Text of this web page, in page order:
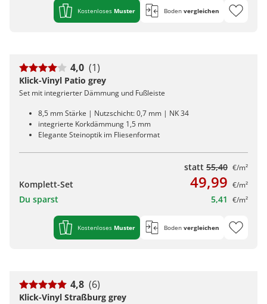
Kostenloses Muster Boden vergleichen
4,0 (1)
Klick-Vinyl Patio grey
Set mit integrierter Dämmung und Fußleiste
8,5 mm Stärke | Nutzschicht: 0,7 mm | NK 34
integrierte Korkdämmung 1,5 mm
Elegante Steinoptik im Fliesenformat
statt 55,40 €/m²
Komplett-Set 49,99 €/m²
Du sparst 5,41 €/m²
Kostenloses Muster Boden vergleichen
4,8 (6)
Klick-Vinyl Straßburg grey